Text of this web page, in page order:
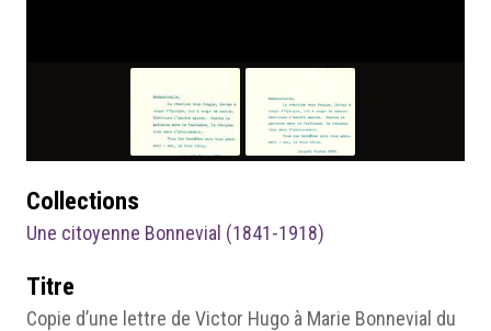
Collections
Une citoyenne Bonnevial (1841-1918)
Titre
Copie d’une lettre de Victor Hugo à Marie Bonnevial du